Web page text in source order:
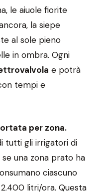
le aiuole fiorite
la siepe
al sole pieno
in ombra. Ogni
e potrà
tempi e
per zona.
tutti gli irrigatori di
una zona prato ha
ciascuno
litri/ora. Questa